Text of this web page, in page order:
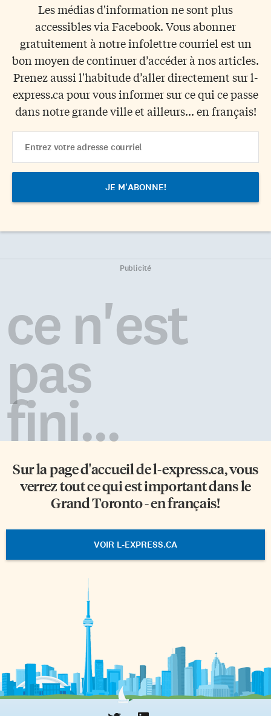
Les médias d'information ne sont plus
accessibles via Facebook. Vous abonner
gratuitement à notre infolettre courriel est un
bon moyen de continuer d’accéder à nos articles.
Prenez aussi l'habitude d’aller directement sur l-
express.ca pour vous informer sur ce qui ce passe
dans notre grande ville et ailleurs... en français!
Address
Publicité
ce n'est
pas
fini...
Sur la page d'accueil del-express.ca, vous
verrez tout ce qui est important dans le
Grand Toronto - en français!
VOIR L-EXPRESS.CA